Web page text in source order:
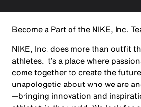
Become a Part of the NIKE, Inc.
NIKE, Inc. does more than outfit
athletes. It’s a place where
come together to create the
unapologetic about who we are
—bringing innovation and